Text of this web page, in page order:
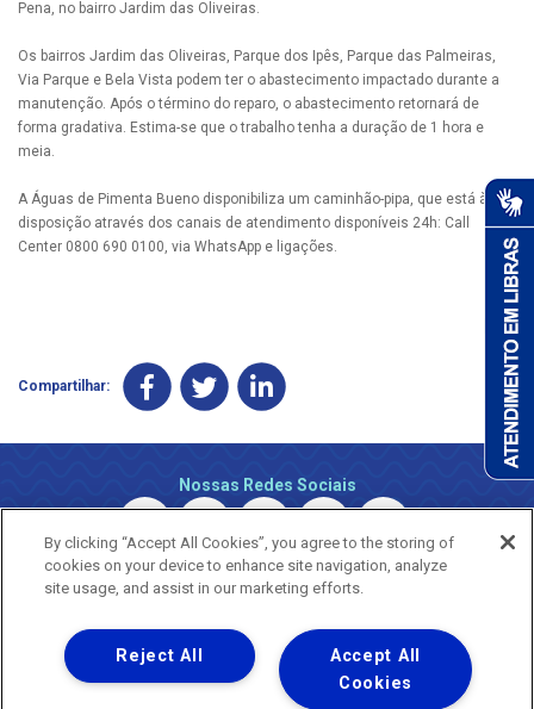
Pena, no bairro Jardim das Oliveiras.
Os bairros Jardim das Oliveiras, Parque dos Ipês, Parque das Palmeiras,
Via Parque e Bela Vista podem ter o abastecimento impactado durante a
manutenção. Após o término do reparo, o abastecimento retornará de
forma gradativa. Estima-se que o trabalho tenha a duração de 1 hora e
meia.
A Águas de Pimenta Bueno disponibiliza um caminhão-pipa, que está à
disposição através dos canais de atendimento disponíveis 24h: Call
Center 0800 690 0100, via WhatsApp e ligações.
Compartilhar:
Nossas Redes Sociais
Copyright © 2026 - Todos os Direitos Reservados.
By clicking “Accept All Cookies”, you agree to the storing of
cookies on your device to enhance site navigation, analyze
site usage, and assist in our marketing efforts.
Accept All
Cookies
Reject All